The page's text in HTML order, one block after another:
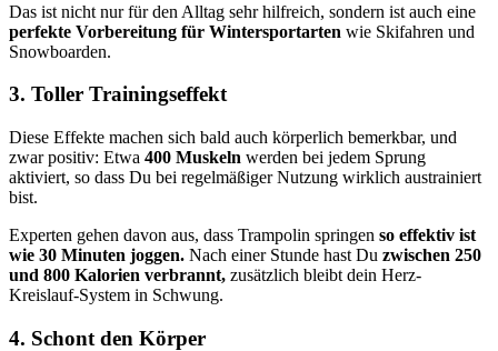
Das ist nicht nur für den Alltag sehr hilfreich, sondern ist auch eine
perfekte Vorbereitung für Wintersportarten wie Skifahren und
Snowboarden.
3. Toller Trainingseffekt
Diese Effekte machen sich bald auch körperlich bemerkbar, und
zwar positiv: Etwa 400 Muskeln werden bei jedem Sprung
aktiviert, so dass Du bei regelmäßiger Nutzung wirklich austrainiert
bist.
Experten gehen davon aus, dass Trampolin springen so effektiv ist
wie 30 Minuten joggen. Nach einer Stunde hast Du zwischen 250
und 800 Kalorien verbrannt, zusätzlich bleibt dein Herz-
Kreislauf-System in Schwung.
4. Schont den Körper